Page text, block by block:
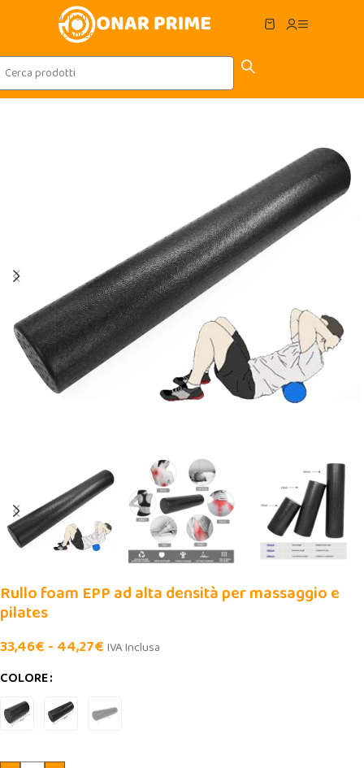
Skip to navigation
Skip to main content
Rullo foam EPP ad alta densità per massaggio e
pilates
33,46€ - 44,27€ IVA Inclusa
COLORE